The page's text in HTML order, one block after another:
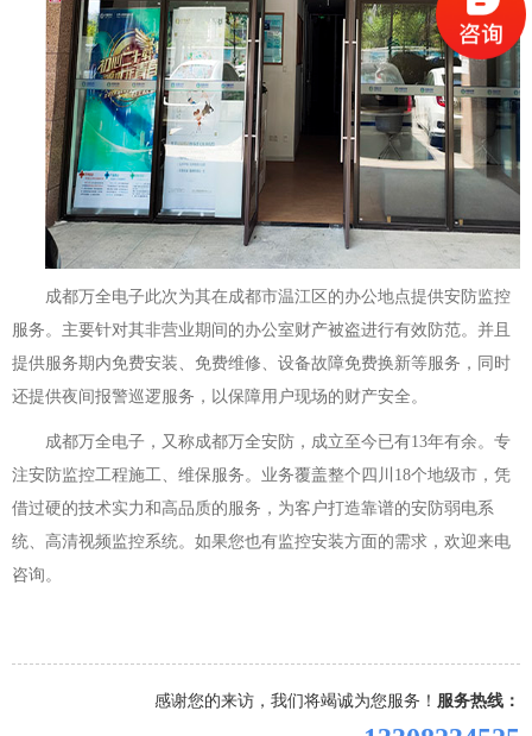
成都万全电子此次为其在成都市温江区的办公地点提供安防监控
服务。主要针对其非营业期间的办公室财产被盗进行有效防范。并且
提供服务期内免费安装、免费维修、设备故障免费换新等服务，同时
还提供夜间报警巡逻服务，以保障用户现场的财产安全。
成都万全电子，又称成都万全安防，成立至今已有13年有余。专
注安防监控工程施工、维保服务。业务覆盖整个四川18个地级市，凭
借过硬的技术实力和高品质的服务，为客户打造靠谱的安防弱电系
统、高清视频监控系统。如果您也有监控安装方面的需求，欢迎来电
咨询。
感谢您的来访，我们将竭诚为您服务！ 服务热线：